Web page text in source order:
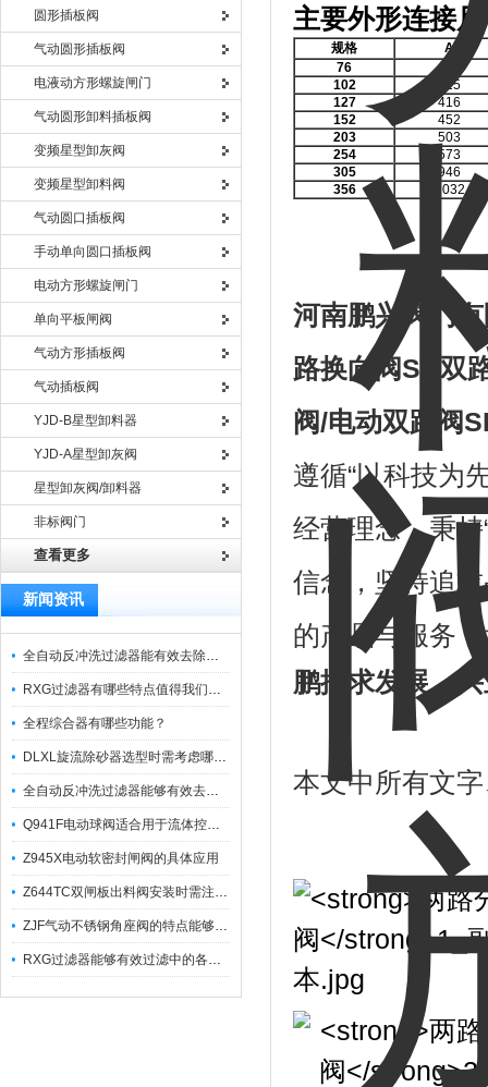
圆形插板阀
气动圆形插板阀
电液动方形螺旋闸门
气动圆形卸料插板阀
变频星型卸灰阀
变频星型卸料阀
气动圆口插板阀
手动单向圆口插板阀
电动方形螺旋闸门
单向平板闸阀
气动方形插板阀
气动插板阀
YJD-B星型卸料器
YJD-A星型卸灰阀
星型卸灰阀/卸料器
非标阀门
查看更多
新闻资讯
全自动反冲洗过滤器能有效去除过滤介质上的杂质
RXG过滤器有哪些特点值得我们选择？
全程综合器有哪些功能？
DLXL旋流除砂器选型时需考虑哪些因素？
全自动反冲洗过滤器能够有效去除不同粒径的固体杂
Q941F电动球阀适合用于流体控制需要迅速反应的场合
Z945X电动软密封闸阀的具体应用
Z644TC双闸板出料阀安装时需注意哪些事项？
ZJF气动不锈钢角座阀的特点能够稳定地控制介质流量
RXG过滤器能够有效过滤中的各种杂质
主要外形连接
规格
A
76
418
102
425
127
416
152
452
203
503
254
573
305
946
356
1032
河南鹏兴阀门
路换向阀SK 双
阀/电动双路阀
遵循“以科技为
经营理念，秉
信念，坚持追
的产品与服务
鹏搏求发展，
本文中所有文